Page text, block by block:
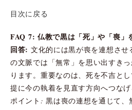
目次に戻る
FAQ 7: 仏教で黒は「死」や「喪」
回答: 文化的には黒が喪を連想さ
の文脈では「無常」を思い出すき
ります。重要なのは、死を不吉と
提に今の執着を見直す方向へつなげ
ポイント: 黒は喪の連想を通じて、